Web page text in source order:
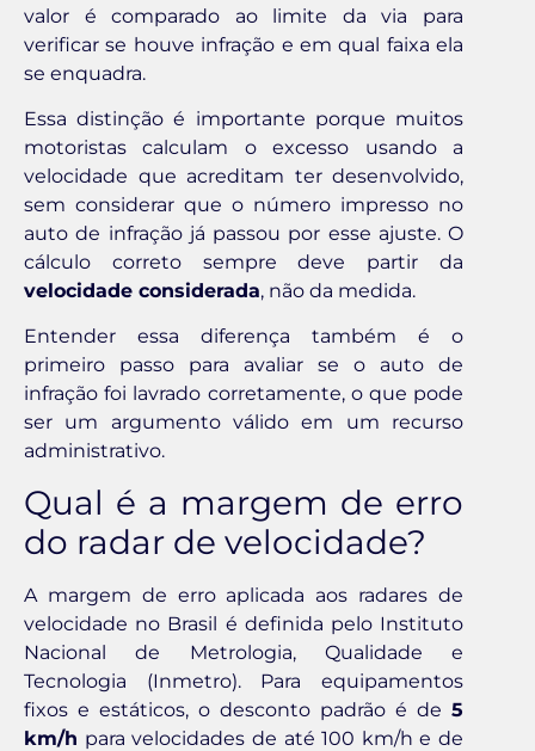
valor é comparado ao limite da via para
verificar se houve infração e em qual faixa ela
se enquadra.
Essa distinção é importante porque muitos
motoristas calculam o excesso usando a
velocidade que acreditam ter desenvolvido,
sem considerar que o número impresso no
auto de infração já passou por esse ajuste. O
cálculo correto sempre deve partir da
velocidade considerada, não da medida.
Entender essa diferença também é o
primeiro passo para avaliar se o auto de
infração foi lavrado corretamente, o que pode
ser um argumento válido em um recurso
administrativo.
Qual é a margem de erro
do radar de velocidade?
A margem de erro aplicada aos radares de
velocidade no Brasil é definida pelo Instituto
Nacional de Metrologia, Qualidade e
Tecnologia (Inmetro). Para equipamentos
fixos e estáticos, o desconto padrão é de 5
km/h para velocidades de até 100 km/h e de